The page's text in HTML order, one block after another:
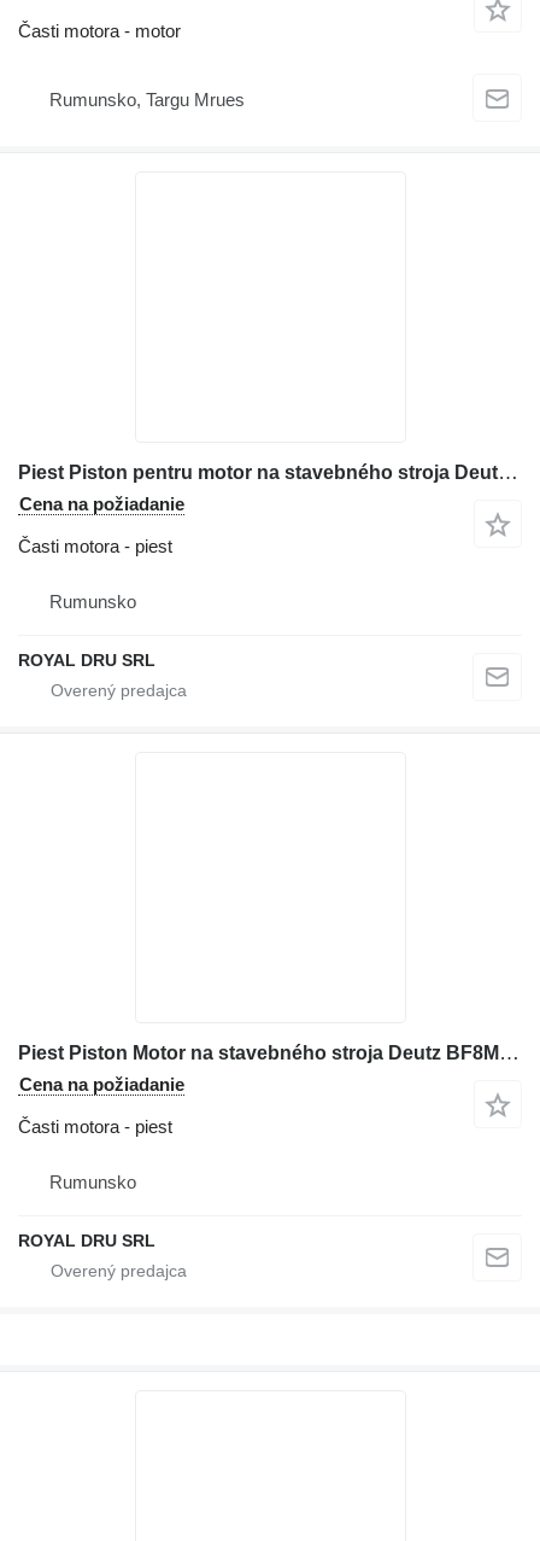
Časti motora - motor
Rumunsko, Targu Mrues
Piest Piston pentru motor na stavebného stroja Deutz BF8M1015CP
Cena na požiadanie
Časti motora - piest
Rumunsko
ROYAL DRU SRL
Piest Piston Motor na stavebného stroja Deutz BF8M1015CP cu Set Segmenti
Cena na požiadanie
Časti motora - piest
Rumunsko
ROYAL DRU SRL